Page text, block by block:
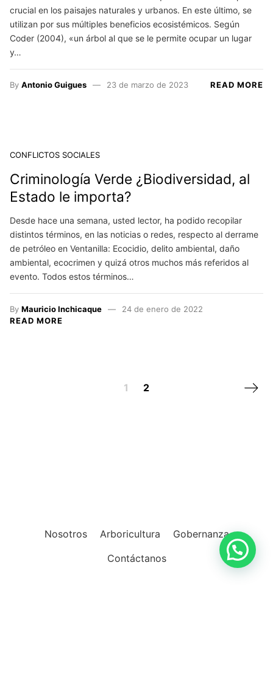
crucial en los paisajes naturales y urbanos. En este último, se
utilizan por sus múltiples beneficios ecosistémicos. Según
Coder (2004), «un árbol al que se le permite ocupar un lugar
y…
By Antonio Guigues 23 de marzo de 2023 READ MORE
CONFLICTOS SOCIALES
Criminología Verde ¿Biodiversidad, al
Estado le importa?
Desde hace una semana, usted lector, ha podido recopilar
distintos términos, en las noticias o redes, respecto al derrame
de petróleo en Ventanilla: Ecocidio, delito ambiental, daño
ambiental, ecocrimen y quizá otros muchos más referidos al
evento. Todos estos términos…
By Mauricio Inchicaque
24 de enero de 2022
READ MORE
Posts navigation
1 2 Next
Nosotros Arboricultura
Gobernanza
Contáctanos